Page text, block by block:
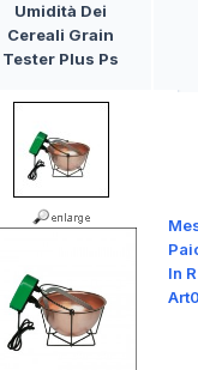
Umidità Dei
Cereali Grain
Tester Plus Ps
In